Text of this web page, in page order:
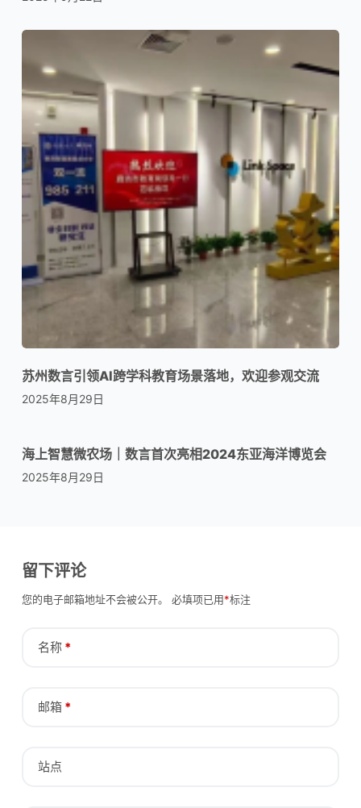
苏州数言引领AI跨学科教育场景落地，欢迎参观交流
2025年8月29日
海上智慧微农场｜数言首次亮相2024东亚海洋博览会
2025年8月29日
留下评论
您的电子邮箱地址不会被公开。 必填项已用*标注
名称*
邮箱*
站点